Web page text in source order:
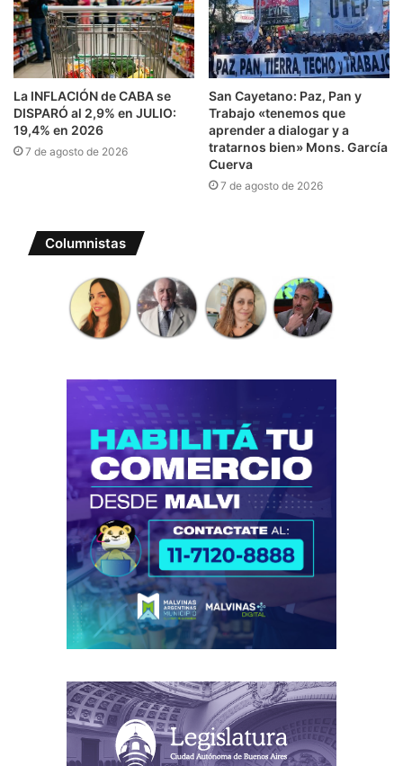
La INFLACIÓN de CABA se
DISPARÓ al 2,9% en JULIO:
19,4% en 2026
7 de agosto de 2026
San Cayetano: Paz, Pan y
Trabajo «tenemos que
aprender a dialogar y a
tratarnos bien» Mons. García
Cuerva
7 de agosto de 2026
Columnistas